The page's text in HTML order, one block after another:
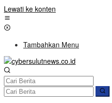
Lewati ke konten
Tambahkan Menu